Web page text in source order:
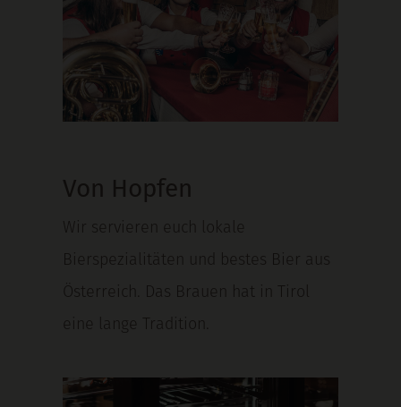
Von Hopfen
Wir servieren euch lokale
Bierspezialitäten und bestes Bier aus
Österreich. Das Brauen hat in Tirol
eine lange Tradition.